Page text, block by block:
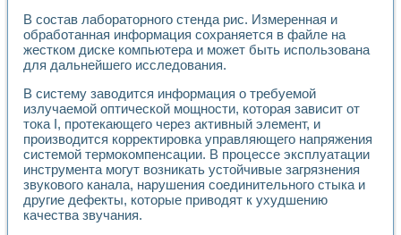
В состав лабораторного стенда рис. Измеренная и
обработанная информация сохраняется в файле на
жестком диске компьютера и может быть использована
для дальнейшего исследования.
В систему заводится информация о требуемой
излучаемой оптической мощности, которая зависит от
тока I, протекающего через активный элемент, и
производится корректировка управляющего напряжения
системой термокомпенсации. В процессе эксплуатации
инструмента могут возникать устойчивые загрязнения
звукового канала, нарушения соединительного стыка и
другие дефекты, которые приводят к ухудшению
качества звучания.